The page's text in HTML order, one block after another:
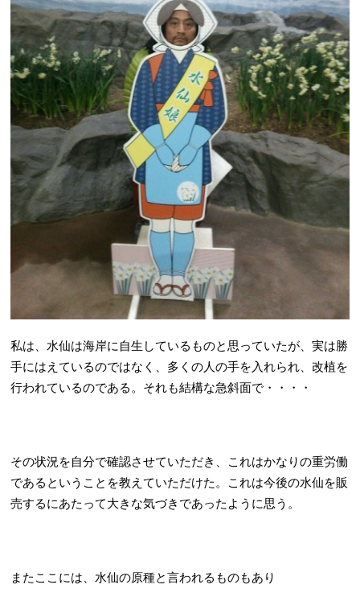
私は、水仙は海岸に自生しているものと思っていたが、実は勝
手にはえているのではなく、多くの人の手を入れられ、改植を
行われているのである。それも結構な急斜面で・・・・
その状況を自分で確認させていただき、これはかなりの重労働
であるということを教えていただけた。これは今後の水仙を販
売するにあたって大きな気づきであったように思う。
またここには、水仙の原種と言われるものもあり